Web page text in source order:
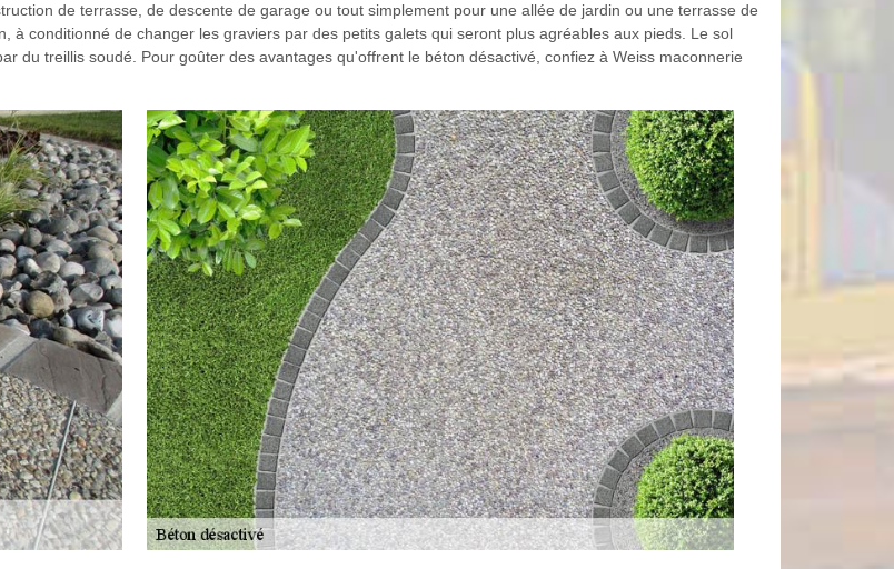
de terrasse, de descente de garage ou tout simplement pour une allée de jardin ou une terrasse de
à conditionné de changer les graviers par des petits galets qui seront plus agréables aux pieds. Le sol
du treillis soudé. Pour goûter des avantages qu'offrent le béton désactivé, confiez à Weiss maconnerie